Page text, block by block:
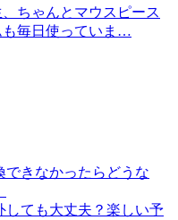
ちゃんとマウスピース
も毎日使っていま…
できなかったらどうな
しても大丈夫？楽しい予